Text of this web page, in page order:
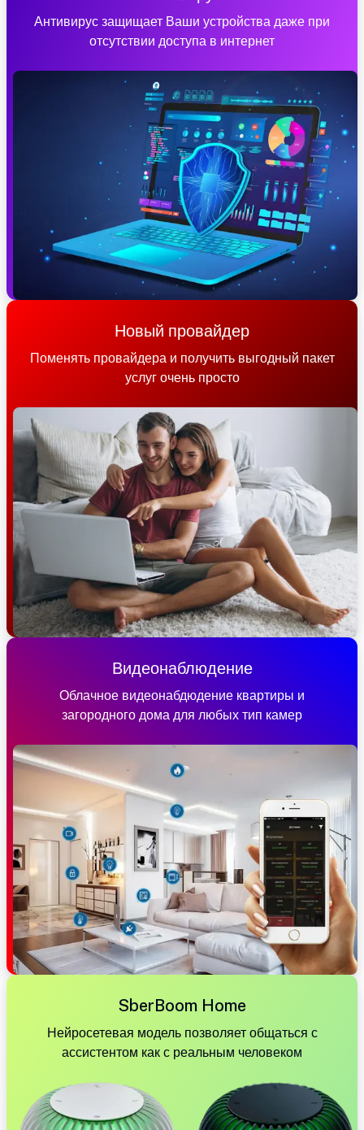
Антивирус защищает Ваши устройства даже при
отсутствии доступа в интернет
Новый провайдер
Поменять провайдера и получить выгодный пакет
услуг очень просто
Видеонаблюдение
Облачное видеонабдюдение квартиры и
загородного дома для любых тип камер
SberBoom Home
Нейросетевая модель позволяет общаться с
ассистентом как с реальным человеком